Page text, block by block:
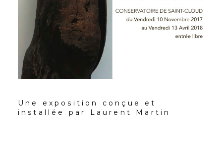
Une exposition conçue et
installée par Laurent Martin